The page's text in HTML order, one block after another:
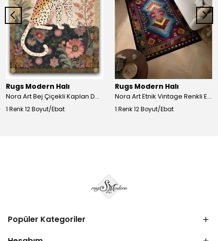
Rugs Modern Halı
Nora Art Bej Çiçekli Kaplan Desenli Dokuma Taban Dekoratif Salon Halısı 61
1 Renk 12 Boyut/Ebat
Rugs Modern Halı
Nora Art Etnik Vintage Renkli Eskitme Dokuma Taban Dekoratif Salon Halısı 63
1 Renk 12 Boyut/Ebat
Popüler Kategoriler